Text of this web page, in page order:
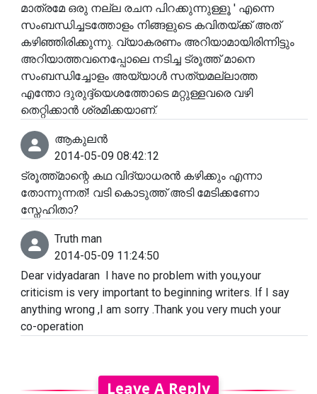
മാത്രമേ ഒരു നല്ല രചന പിറക്കുന്നുള്ളൂ ' എന്നെ
സംബന്ധിച്ചടത്തോളം നിങ്ങളുടെ കവിതയ്ക്ക് അത്
കഴിഞ്ഞിരിക്കുന്നു. വ്യാകരണം അറിയാമായിരിന്നിട്ടും
അറിയാത്തവനെപ്പോലെ നടിച്ച ട്രൂത്ത് മാനെ
സംബന്ധിച്ചോളം അയ്യാൾ സത്യമല്ലാത്ത
എന്തോ ദുരുദ്ദ്യെശത്തോടെ മറ്റുള്ളവരെ വഴി
തെറ്റിക്കാൻ ശ്രമിക്കയാണ്.
ആകുലൻ
2014-05-09 08:42:12
ട്രൂത്ത്‌മാന്റെ കഥ വിദ്യാധരൻ കഴിക്കും എന്നാ
തോന്നുന്നത്! വടി കൊടുത്ത് അടി മേടിക്കണോ
സ്നേഹിതാ?
Truth man
2014-05-09 11:24:50
Dear vidyadaran I have no problem with you,your
criticism is very important to beginning writers. If I say
anything wrong ,I am sorry .Thank you very much your
co-operation